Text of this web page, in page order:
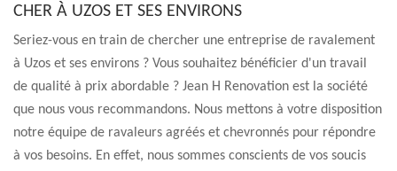
CHER À UZOS ET SES ENVIRONS
Seriez-vous en train de chercher une entreprise de ravalement
à Uzos et ses environs ? Vous souhaitez bénéficier d'un travail
de qualité à prix abordable ? Jean H Renovation est la société
que nous vous recommandons. Nous mettons à votre disposition
notre équipe de ravaleurs agréés et chevronnés pour répondre
à vos besoins. En effet, nous sommes conscients de vos soucis